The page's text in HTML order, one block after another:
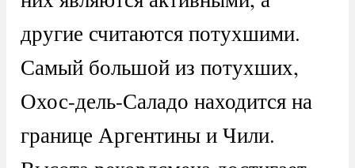
другие считаются потухшими.
Самый большой из потухших,
Охос-дель-Саладо находится на
границе Аргентины и Чили.